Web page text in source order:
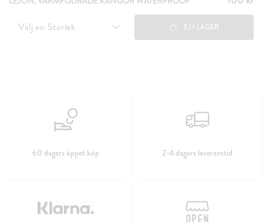
100 kr
Välj en Storlek EJ I LAGER
60 dagars öppet köp 2-4 dagars leveranstid